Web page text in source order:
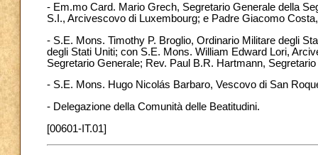
- Em.mo Card. Mario Grech, Segretario Generale della
S.I., Arcivescovo di Luxembourg; e Padre Giacomo
- S.E. Mons. Timothy P. Broglio, Ordinario Militare degli
degli Stati Uniti; con S.E. Mons. William Edward Lori,
Segretario Generale; Rev. Paul B.R. Hartmann,
- S.E. Mons. Hugo Nicolás Barbaro, Vescovo di San
- Delegazione della Comunità delle Beatitudini.
[00601-IT.01]